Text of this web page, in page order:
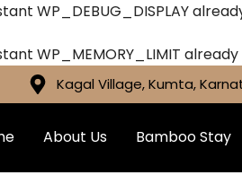
WP_DEBUG_DISPLAY
WP_MEMORY_LIMIT
Kagal Village, Kumta,
About Us Bamboo Stay